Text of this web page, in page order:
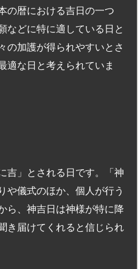
の暦における吉日の一つ
などに特に適している日と
の加護が得られやすいとさ
適な日と考えられていま
吉」とされる日です。「神
や儀式のほか、個人が行う
ら、神吉日は神様が特に降
き届けてくれると信じられ